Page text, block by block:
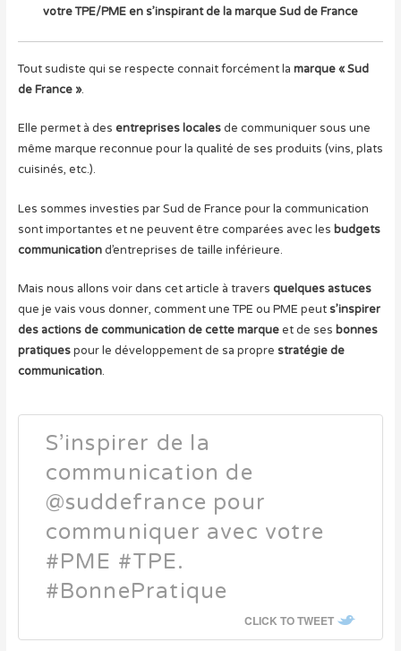
votre TPE/PME en s’inspirant de la marque Sud de France
Tout sudiste qui se respecte connait forcément la marque « Sud
de France ».
Elle permet à des entreprises localesde communiquer sous une
même marque reconnue pour la qualité de ses produits (vins, plats
cuisinés, etc.).
Les sommes investies par Sud de France pour la communication
sont importantes et ne peuvent être comparées avec les budgets
communicationd’entreprises de taille inférieure.
Mais nous allons voir dans cet article à travers quelques astuces
que je vais vous donner, comment une TPE ou PME peut s’inspirer
des actions de communication de cette marqueet de ses bonnes
pratiquespour le développement de sa propre stratégie de
communication.
S’inspirer de la
communication de
@suddefrance pour
communiquer avec votre
#PME #TPE.
#BonnePratique
CLICK TO TWEET